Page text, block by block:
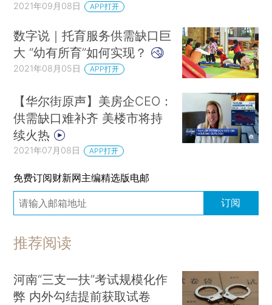
2021年09月08日 APP打开
数字说｜托育服务供需缺口巨
大 “幼有所育”如何实现？
2021年08月05日 APP打开
【华尔街原声】美房企CEO：
供需缺口难补齐 美楼市将持
续火热
2021年07月08日 APP打开
免费订阅财新网主编精选版电邮
订阅
推荐阅读
河南“三支一扶”考试规模化作
弊 内外勾结提前获取试卷